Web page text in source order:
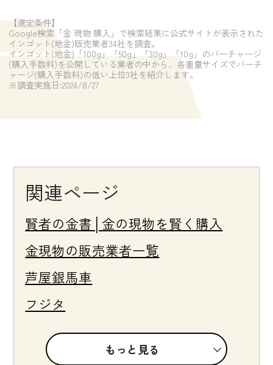
【選定条件】
Google検索「金 現物 購入」で検索結果に公式サイトが表示された
インゴット(地金)販売業者34社を調査。
インゴット(地金)「100g」「50g」「30g」「10g」のバーチャージ
(購入手数料)を公開している業者の中から、各重量サイズでバーチ
ャージ(購入手数料)の低い上位3社を紹介します。
※調査実施日:2024/8/27
関連ページ
賢者の金書│金の現物を賢く購入
金現物の販売業者一覧
芦屋銀馬車
フジタ
もっと見る